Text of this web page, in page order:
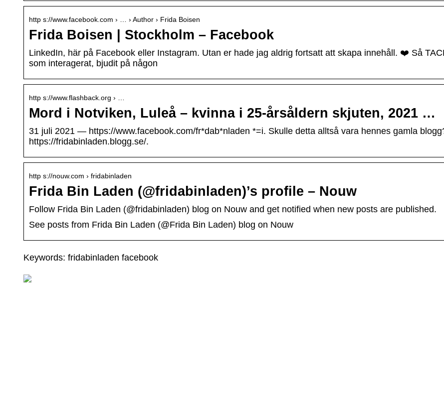
http s://www.facebook.com › … › Author › Frida Boisen
Frida Boisen | Stockholm – Facebook
LinkedIn, här på Facebook eller Instagram. Utan er hade jag aldrig fortsatt att skapa innehåll. ❤️ Så
som interagerat, bjudit på någon
http s://www.flashback.org › …
Mord i Notviken, Luleå – kvinna i 25-årsåldern skjuten, 2021 …
31 juli 2021 — https://www.facebook.com/fr*dab*nladen *=i. Skulle detta alltså vara hennes gamla
https://fridabinladen.blogg.se/.
http s://nouw.com › fridabinladen
Frida Bin Laden (@fridabinladen)’s profile – Nouw
Follow Frida Bin Laden (@fridabinladen) blog on Nouw and get notified when new posts are published.
See posts from Frida Bin Laden (@Frida Bin Laden) blog on Nouw
Keywords: fridabinladen facebook